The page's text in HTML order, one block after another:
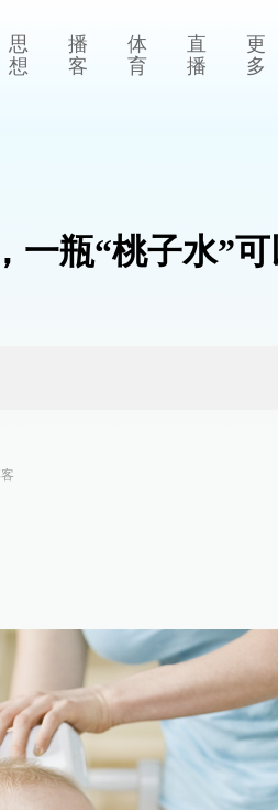
思
想
播
客
体
育
直
播
更
多
一瓶“桃子水”